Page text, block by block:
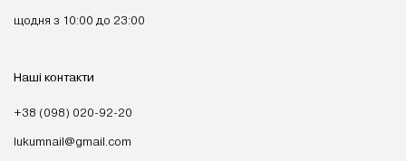
щодня з 10:00 до 23:00
Наші контакти
+38 (098) 020-92-20
lukumnail@gmail.com